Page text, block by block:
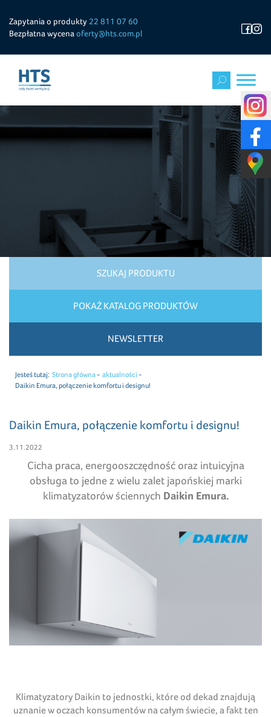
Zapytania o produkty 22 811 07 60
Bezpłatna wycena oferty@hts.com.pl
SZUKAJ PRODUKTU
POKAŻ KATALOG PRODUKTÓW
NEWSLETTER
Jesteś tutaj: Strona główna
aktualności
Daikin Emura, połączenie komfortu i designu!
Daikin Emura, połączenie komfortu i designu!
3.11.2022
Cicha praca, energooszczędność oraz intuicyjna
obsługa to jedne z wielu zalet japońskiej marki
klimatyzatorów ściennych Daikin Emura.
Klimatyzatory Daikin to jednostki, które od dekad znajdują
uznanie w oczach konsumentów na całym świecie, a fakt ten